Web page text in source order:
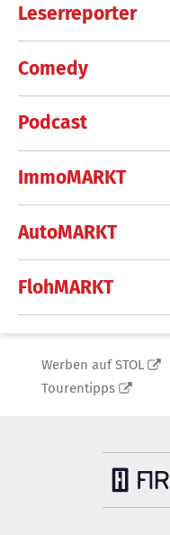
Leserreporter
Comedy
Podcast
ImmoMARKT
AutoMARKT
FlohMARKT
Werben auf STOL
Tourentipps